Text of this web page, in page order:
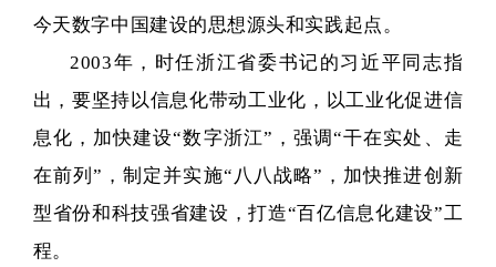
今天数字中国建设的思想源头和实践起点。
2003年，时任浙江省委书记的习近平同志指
出，要坚持以信息化带动工业化，以工业化促进信
息化，加快建设“数字浙江”，强调“干在实处、走
在前列”，制定并实施“八八战略”，加快推进创新
型省份和科技强省建设，打造“百亿信息化建设”工
程。